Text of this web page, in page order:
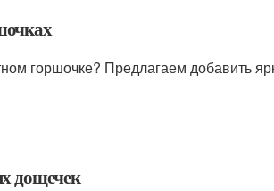
горшочке? Предлагаем добавить
дощечек